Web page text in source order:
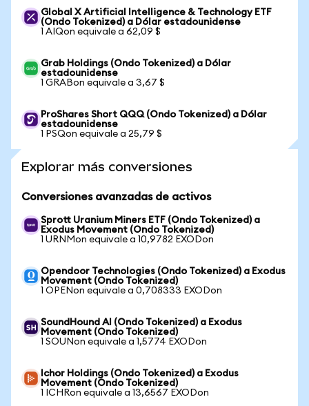
Global X Artificial Intelligence & Technology ETF
(Ondo Tokenized) a Dólar estadounidense
1 AIQon equivale a 62,09 $
Grab Holdings (Ondo Tokenized) a Dólar
estadounidense
1 GRABon equivale a 3,67 $
ProShares Short QQQ (Ondo Tokenized) a Dólar
estadounidense
1 PSQon equivale a 25,79 $
Explorar más conversiones
Conversiones avanzadas de activos
Sprott Uranium Miners ETF (Ondo Tokenized) a
Exodus Movement (Ondo Tokenized)
1 URNMon equivale a 10,9782 EXODon
Opendoor Technologies (Ondo Tokenized) a Exodus
Movement (Ondo Tokenized)
1 OPENon equivale a 0,708333 EXODon
SoundHound AI (Ondo Tokenized) a Exodus
Movement (Ondo Tokenized)
1 SOUNon equivale a 1,5774 EXODon
Ichor Holdings (Ondo Tokenized) a Exodus
Movement (Ondo Tokenized)
1 ICHRon equivale a 13,6567 EXODon